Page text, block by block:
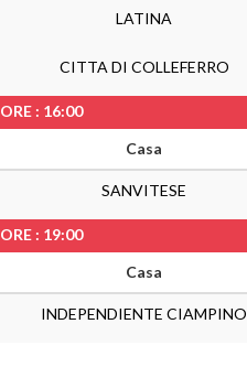
LATINA
CITTA DI COLLEFERRO
ORE : 16:00
Casa
SANVITESE
ORE : 19:00
Casa
INDEPENDIENTE CIAMPINO